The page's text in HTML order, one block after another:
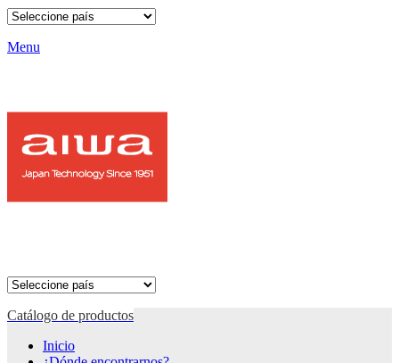
Menu
Catálogo de productos
Inicio